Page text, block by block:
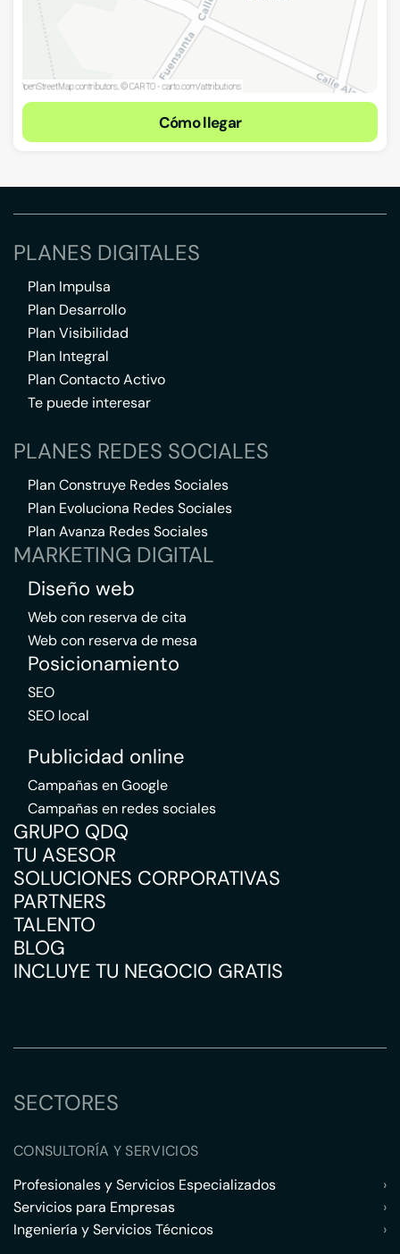
Cómo llegar
PLANES DIGITALES
Plan Impulsa
Plan Desarrollo
Plan Visibilidad
Plan Integral
Plan Contacto Activo
Te puede interesar
PLANES REDES SOCIALES
Plan Construye Redes Sociales
Plan Evoluciona Redes Sociales
Plan Avanza Redes Sociales
MARKETING DIGITAL
Diseño web
Web con reserva de cita
Web con reserva de mesa
Posicionamiento
SEO
SEO local
Publicidad online
Campañas en Google
Campañas en redes sociales
GRUPO QDQ
TU ASESOR
SOLUCIONES CORPORATIVAS
PARTNERS
TALENTO
BLOG
INCLUYE TU NEGOCIO GRATIS
SECTORES
CONSULTORÍA Y SERVICIOS
Profesionales y Servicios Especializados
›
Servicios para Empresas
›
Ingeniería y Servicios Técnicos
›